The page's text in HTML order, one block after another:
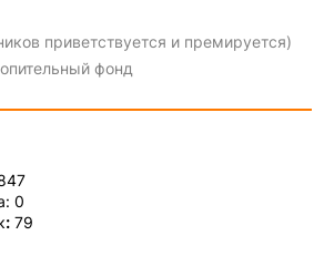
приветствуется и премируется)
фонд
0
: 79